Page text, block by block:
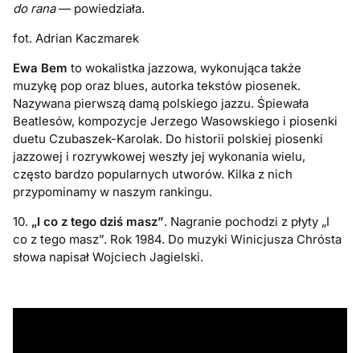
do rana— powiedziała.
fot. Adrian Kaczmarek
Ewa Bem to wokalistka jazzowa, wykonująca także
muzykę pop oraz blues, autorka tekstów piosenek.
Nazywana pierwszą damą polskiego jazzu. Śpiewała
Beatlesów, kompozycje Jerzego Wasowskiego i piosenki
duetu Czubaszek-Karolak. Do historii polskiej piosenki
jazzowej i rozrywkowej weszły jej wykonania wielu,
często bardzo popularnych utworów. Kilka z nich
przypominamy w naszym rankingu.
10. „I co z tego dziś masz”. Nagranie pochodzi z płyty „I
co z tego masz”. Rok 1984. Do muzyki Winicjusza Chrósta
słowa napisał Wojciech Jagielski.